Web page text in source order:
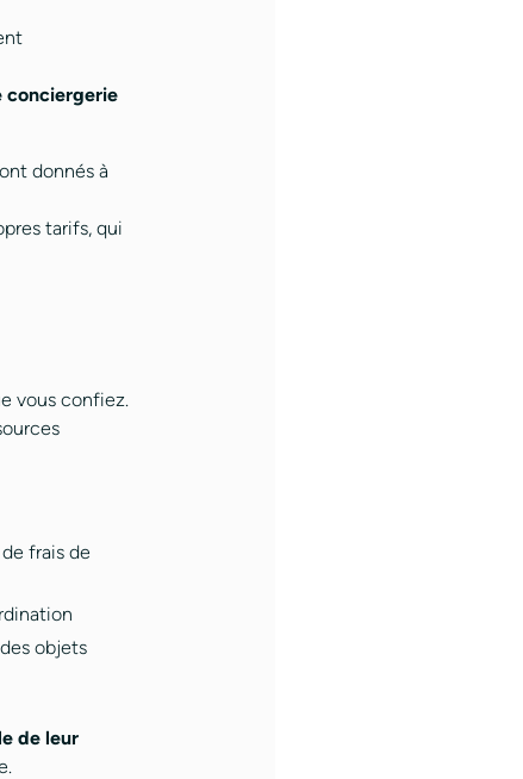
conciergerie
donnés à
tarifs, qui
vous confiez.
de frais de
objets
de leur